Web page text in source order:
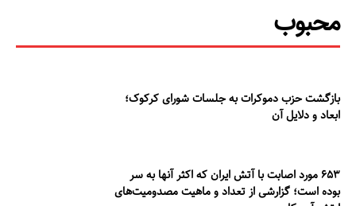
محبوب
بازگشت حزب دموکرات به جلسات شورای کرکوک؛
ابعاد و دلایل آن
۶۵۳ مورد اصابت با آتش ایران که اکثر آنها به سر
بوده است؛ گزارشی از تعداد و ماهیت مصدومیت‌های